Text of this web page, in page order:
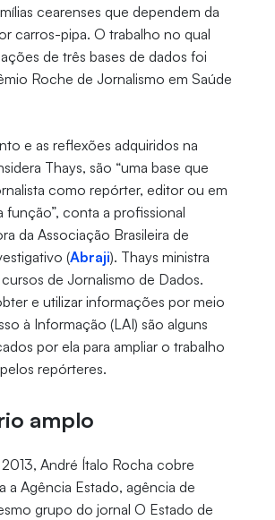
cearenses que dependem da
carros-pipa. O trabalho no qual
de três bases de dados foi
Roche de Jornalismo em Saúde
e as reflexões adquiridos na
Thays, são “uma base que
como repórter, editor ou em
função”, conta a profissional
da Associação Brasileira de
(Abraji). Thays ministra
cursos de Jornalismo de Dados.
e utilizar informações por meio
à Informação (LAI) são alguns
por ela para ampliar o trabalho
repórteres.
amplo
André Ítalo Rocha cobre
a Agência Estado, agência de
grupo do jornal O Estado de